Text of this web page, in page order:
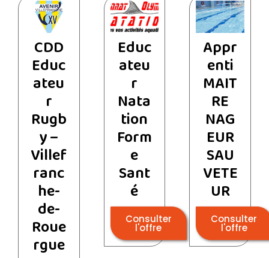
CDD
Educ
ateu
r
Rugb
y –
Villef
ranc
he-
de-
Roue
rgue
Educ
ateu
r
Nata
tion
Form
e
Sant
é
Consulter
l'offre
Appr
enti
MAIT
RE
NAG
EUR
SAU
VETE
UR
Consulter
l'offre